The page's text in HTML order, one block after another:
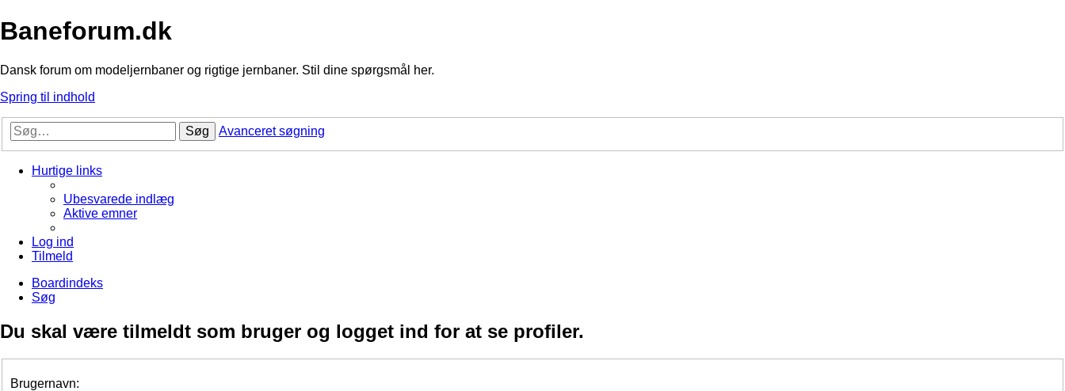
Baneforum.dk
Dansk forum om modeljernbaner og rigtige jernbaner. Stil dine spørgsmål her.
Spring til indhold
Søg Avanceret søgning
Hurtige links
Ubesvarede indlæg
Aktive emner
Log ind
Tilmeld
Boardindeks
Søg
Du skal være tilmeldt som bruger og logget ind for at se profiler.
Brugernavn: